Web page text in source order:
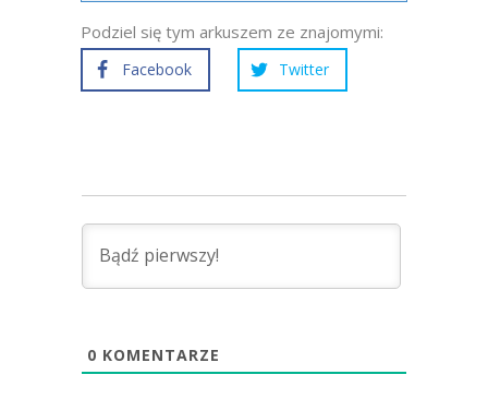
Podziel się tym arkuszem ze znajomymi:
Facebook Twitter
0 KOMENTARZE